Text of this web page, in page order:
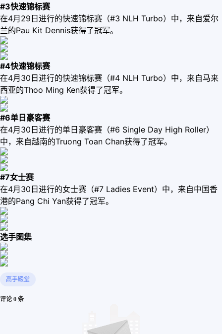
#3快速锦标赛
在4月29日进行的快速锦标赛（#3 NLH Turbo）中，来自爱尔
兰的Pau Kit Dennis获得了冠军。
#4快速锦标赛
在4月30日进行的快速锦标赛（#4 NLH Turbo）中，来自马来
西亚的Thoo Ming Ken获得了冠军。
#6单日豪客赛
在4月30日进行的单日豪客赛（#6 Single Day High Roller）
中，来自越南的Truong Toan Chan获得了冠军。
#7女士赛
在4月30日进行的女士赛（#7 Ladies Event）中，来自中国香
港的Pang Chi Yan获得了冠军。
选手图集
高手殿堂
评论 0 条